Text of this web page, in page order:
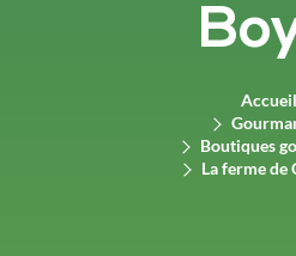
Accueil
Boutiques
La ferme de